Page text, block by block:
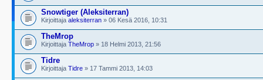
Snowtiger (Aleksiterran)
Kirjoittaja aleksiterran » 06 Kesä 2016, 10:31
TheMrop
Kirjoittaja TheMrop » 18 Helmi 2013, 21:56
Tidre
Kirjoittaja Tidre » 17 Tammi 2013, 14:03